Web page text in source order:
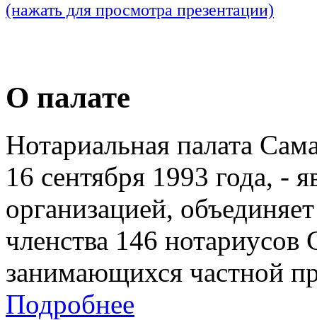
(нажать для просмотра презентации)
О палате
Нотариальная палата
16 сентября 1993 года, -
организацией,
членства 146 нотариусов
занимающихся частной
Подробнее